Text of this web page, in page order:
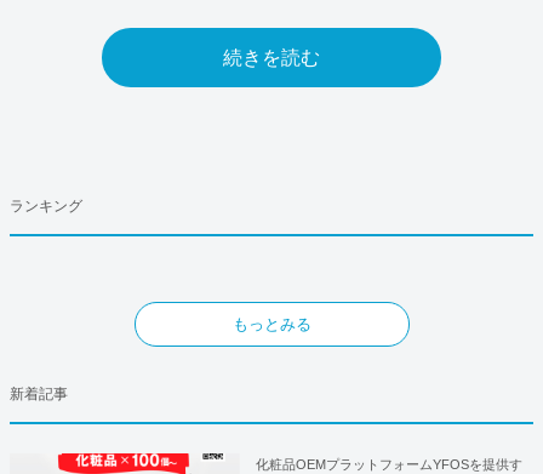
続きを読む
ランキング
もっとみる
新着記事
化粧品OEMプラットフォームYFOSを提供す